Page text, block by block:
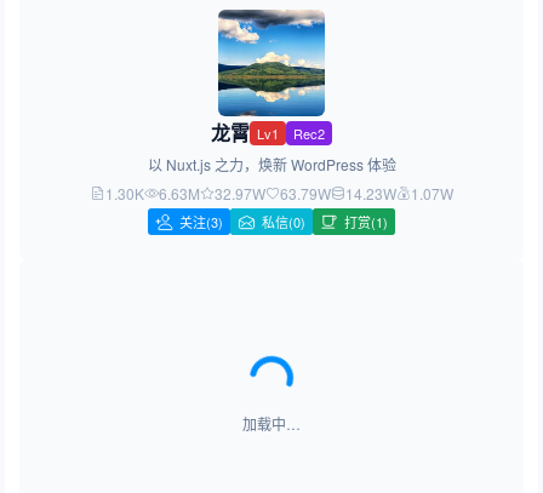
龙霄 Lv1 Rec2
以 Nuxt.js 之力，焕新 WordPress 体验
1.30K
6.63M 32.97W 63.79W 14.23W 1.07W
关注(3) 私信(0) 打赏(1)
加载中…